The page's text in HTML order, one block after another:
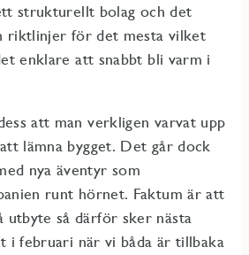
strukturellt bolag och det
riktlinjer för det mesta vilket
enklare att snabbt bli varm i
att man verkligen varvat upp
lämna bygget. Det går dock
nya äventyr som
runt hörnet. Faktum är att
utbyte så därför sker nästa
i februari när vi båda är tillbaka